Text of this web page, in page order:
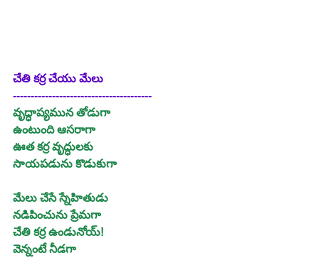
చేతి కర్ర చేయు మేలు
---------------------------------------
వృద్ధాప్యమున తోడుగా
ఉంటుంది ఆసరాగా
ఊత కర్ర వృద్ధులకు
సాయపడును కొడుకుగా
మేలు చేసే స్నేహితుడు
నడిపించును ప్రేమగా
చేతి కర్ర ఉండునోయ్!
వెన్నంటే నీడగా